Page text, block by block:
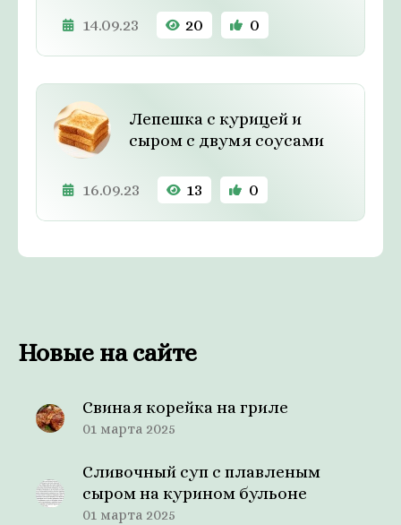
14.09.23 20 0
Лепешка с курицей и
сыром с двумя соусами
16.09.23 13 0
Новые на сайте
Свиная корейка на гриле
01 марта 2025
Сливочный суп с плавленым
сыром на курином бульоне
01 марта 2025